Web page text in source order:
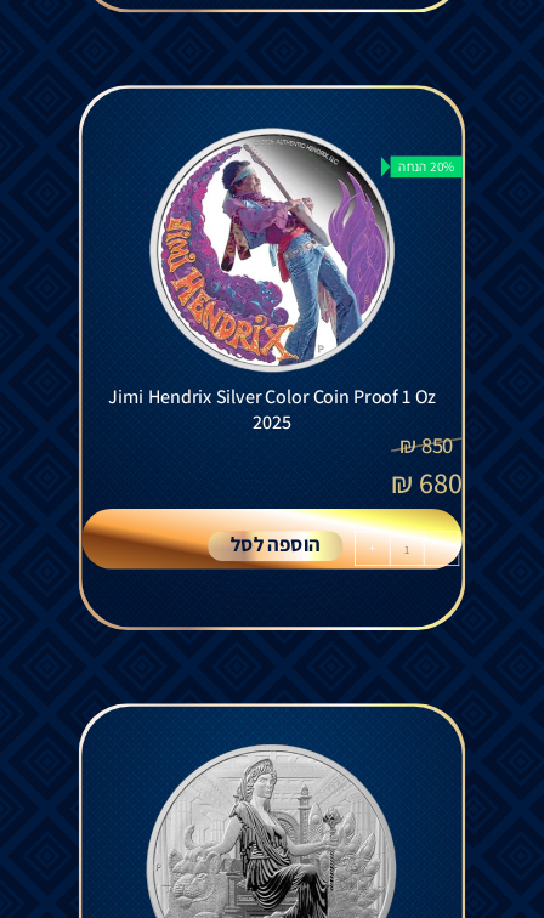
20% הנחה
Jimi Hendrix Silver Color Coin Proof 1 Oz
2025
850
₪
680
₪
-
+ הוספה לסל